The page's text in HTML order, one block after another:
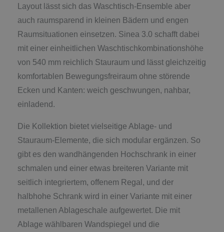
Layout lässt sich das Waschtisch-Ensemble aber
auch raumsparend in kleinen Bädern und engen
Raumsituationen einsetzen. Sinea 3.0 schafft dabei
mit einer einheitlichen Waschtischkombinationshöhe
von 540 mm reichlich Stauraum und lässt gleichzeitig
komfortablen Bewegungsfreiraum ohne störende
Ecken und Kanten: weich geschwungen, nahbar,
einladend.
Die Kollektion bietet vielseitige Ablage- und
Stauraum-Elemente, die sich modular ergänzen. So
gibt es den wandhängenden Hochschrank in einer
schmalen und einer etwas breiteren Variante mit
seitlich integriertem, offenem Regal, und der
halbhohe Schrank wird in einer Variante mit einer
metallenen Ablageschale aufgewertet. Die mit
Ablage wählbaren Wandspiegel und die